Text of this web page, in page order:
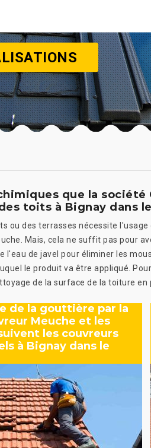
que la
toits à Bignay dans
ou des terrasses nécessite
Mais, cela ne suffit pas pour
l'eau de javel pour éliminer les
le produit va être appliqué.
de la surface de la toiture en
de la gouttière par la
Meuche et les
les couvreurs
à Bignay dans le